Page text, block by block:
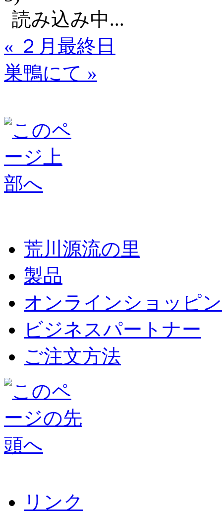
読み込み中...
« ２月最終日
巣鴨にて »
荒川源流の里
製品
オンラインショッピ
ビジネスパートナー
ご注文方法
リンク